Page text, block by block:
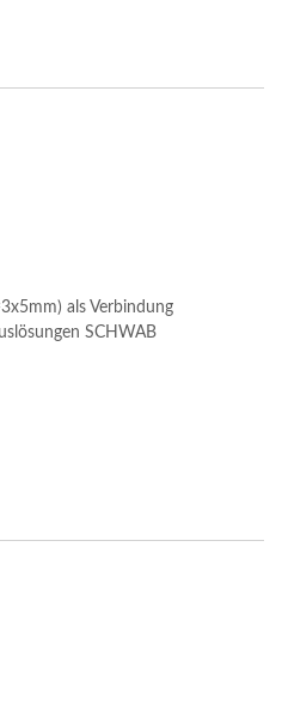
als Verbindung
SCHWAB